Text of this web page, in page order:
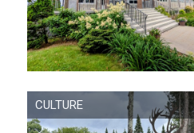
CULTURE